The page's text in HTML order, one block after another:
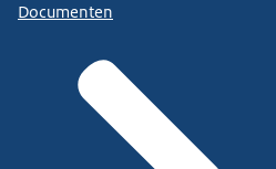
Documenten